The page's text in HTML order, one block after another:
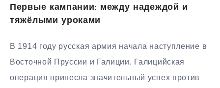
Первые кампании: между надеждой и
тяжёлыми уроками
В 1914 году русская армия начала наступление в
Восточной Пруссии и Галиции. Галицийская
операция принесла значительный успех против